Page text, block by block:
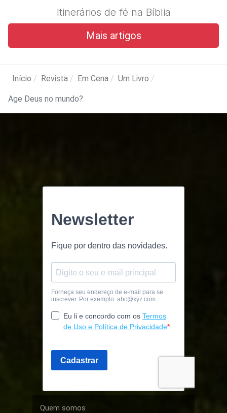
Itinerários de fé na Bíblia
Mais artigos
Início Revista Em Cena Um Livro
Age Deus no mundo?
Quem somos